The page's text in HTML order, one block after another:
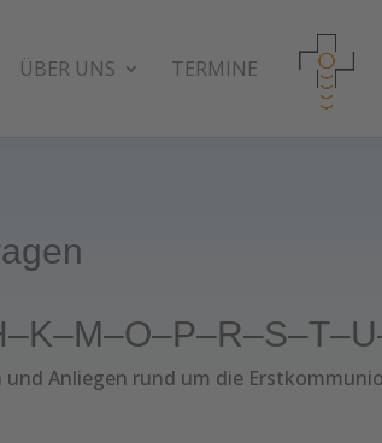
ÜBER UNS TERMINE
–K–M–O–P–R–S–T–U
Anliegen rund um die